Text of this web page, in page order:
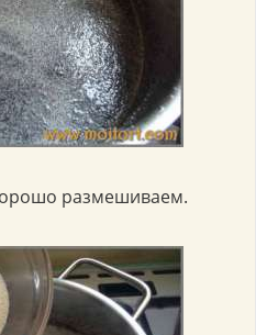
размешиваем.